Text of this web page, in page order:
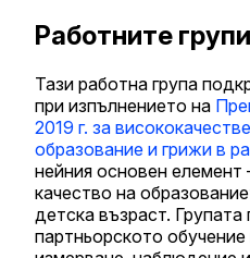
Работните групи
Тази работна група
при изпълнението на
2019 г. за
образование и грижи в
нейния основен
качество на
детска възраст.
партньорското